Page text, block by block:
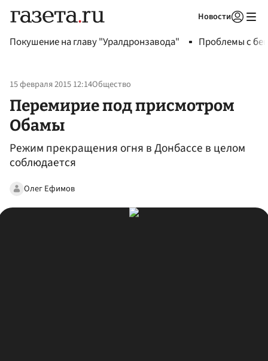
Новости
Покушение на главу "Уралдронзавода" Проблемы с
15 февраля 2015 12:14Общество
Перемирие под присмотром
Обамы
Режим прекращения огня в Донбассе в целом
соблюдается
Олег Ефимов